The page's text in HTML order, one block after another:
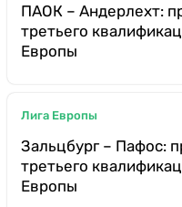
ПАОК – Андерлехт:
третьего
Европы
Лига Европы
Зальцбург – Пафос:
третьего
Европы